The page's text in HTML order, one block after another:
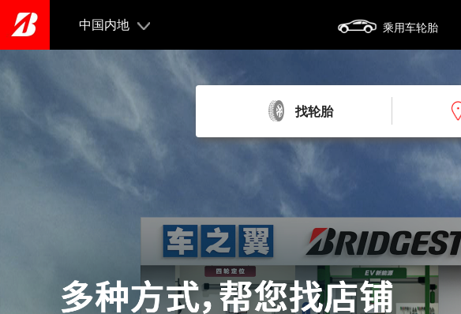
main
中国内地 乘用车轮胎
找轮胎